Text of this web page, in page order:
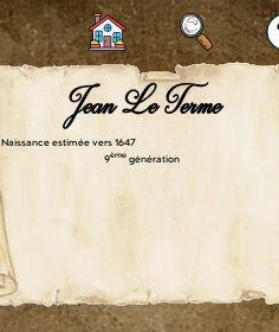
Jean Le Terme
Naissance estimée vers 1647
9ème génération